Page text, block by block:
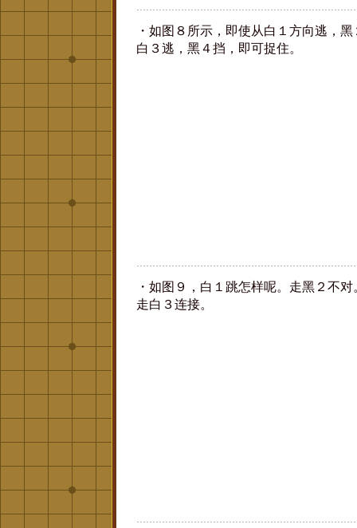
・如图８所示，即使从白１方向逃，
白３逃，黑４挡，即可捉住。
・如图９，白１跳怎样呢。走黑２不
走白３连接。